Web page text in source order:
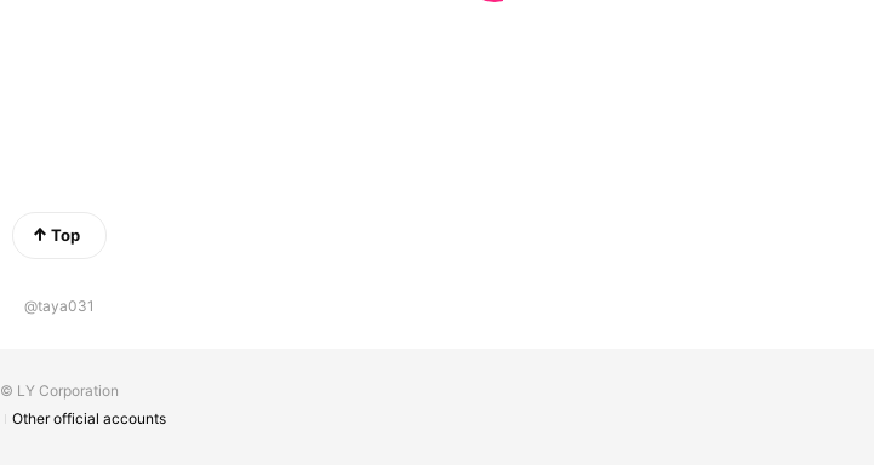
Top
@taya031
© LY Corporation
Other official accounts